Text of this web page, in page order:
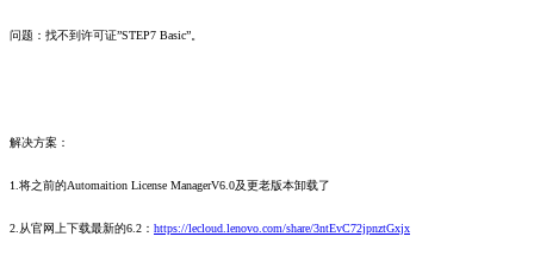
问题：找不到许可证”STEP7 Basic”。
解决方案：
1.将之前的Automaition License ManagerV6.0及更老版本卸载了
2.从官网上下载最新的6.2： https://lecloud.lenovo.com/share/3ntEvC72jpnztGxjx